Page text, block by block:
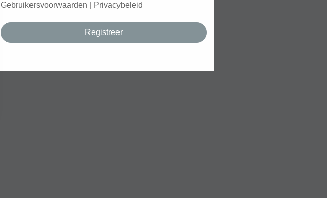
Gebruikersvoorwaarden Privacybeleid
Registreer